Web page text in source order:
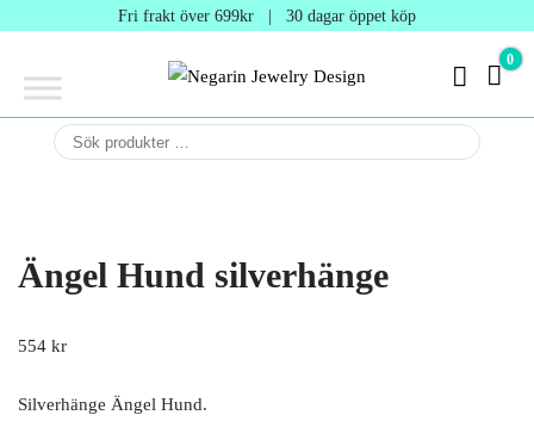
Design
Fri frakt över 699kr | 30 dagar öppet köp
NEGARIN
0 kr
0
Ängel Hund silverhänge
554 kr
Silverhänge Ängel Hund.